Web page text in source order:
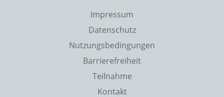
Impressum
Datenschutz
Nutzungsbedingungen
Barrierefreiheit
Teilnahme
Kontakt